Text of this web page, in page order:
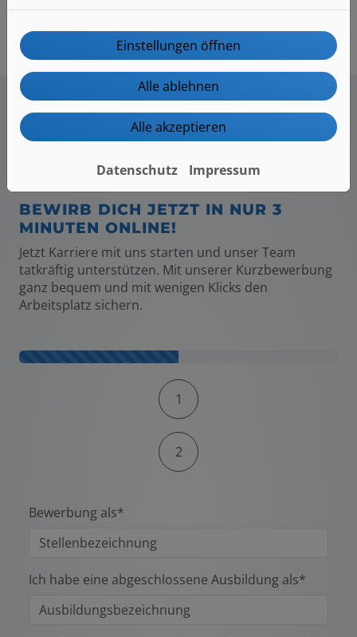
Anschreiben! Jetzt schnell online
BEWIRB DICH JETZT IN NUR 3
MINUTEN ONLINE!
Jetzt Karriere mit uns starten und unser Team
tatkräftig unterstützen. Mit unserer Kurzbewerbung
ganz bequem und mit wenigen Klicks den
Arbeitsplatz sichern.
Kontaktformular-Fortschritt
1
2
Bewerbung als*
Ich habe eine abgeschlossene Ausbildung als*
Einstellungen öffnen
Alle ablehnen
Alle akzeptieren
Datenschutz Impressum